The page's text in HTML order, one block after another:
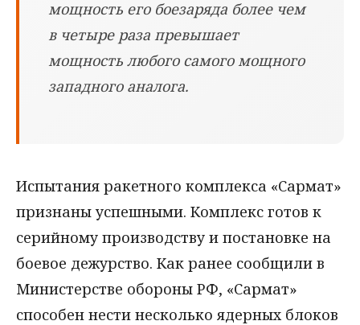
мощность его боезаряда более чем
в четыре раза превышает
мощность любого самого мощного
западного аналога.
Испытания ракетного комплекса «Сармат»
признаны успешными. Комплекс готов к
серийному производству и постановке на
боевое дежурство. Как ранее сообщили в
Министерстве обороны РФ, «Сармат»
способен нести несколько ядерных блоков